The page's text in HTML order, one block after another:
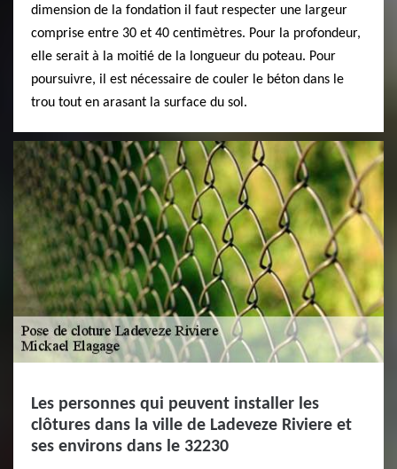
dimension de la fondation il faut respecter une largeur
comprise entre 30 et 40 centimètres. Pour la profondeur,
elle serait à la moitié de la longueur du poteau. Pour
poursuivre, il est nécessaire de couler le béton dans le
trou tout en arasant la surface du sol.
Les personnes qui peuvent installer les
clôtures dans la ville de Ladeveze Riviere et
ses environs dans le 32230